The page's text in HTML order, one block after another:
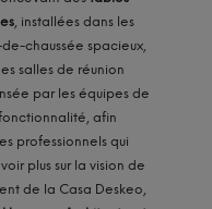
, installées dans les
chaussée spacieux,
salles de réunion
par les équipes de
afin
professionnels qui
plus sur la vision de
de la Casa Deskeo,